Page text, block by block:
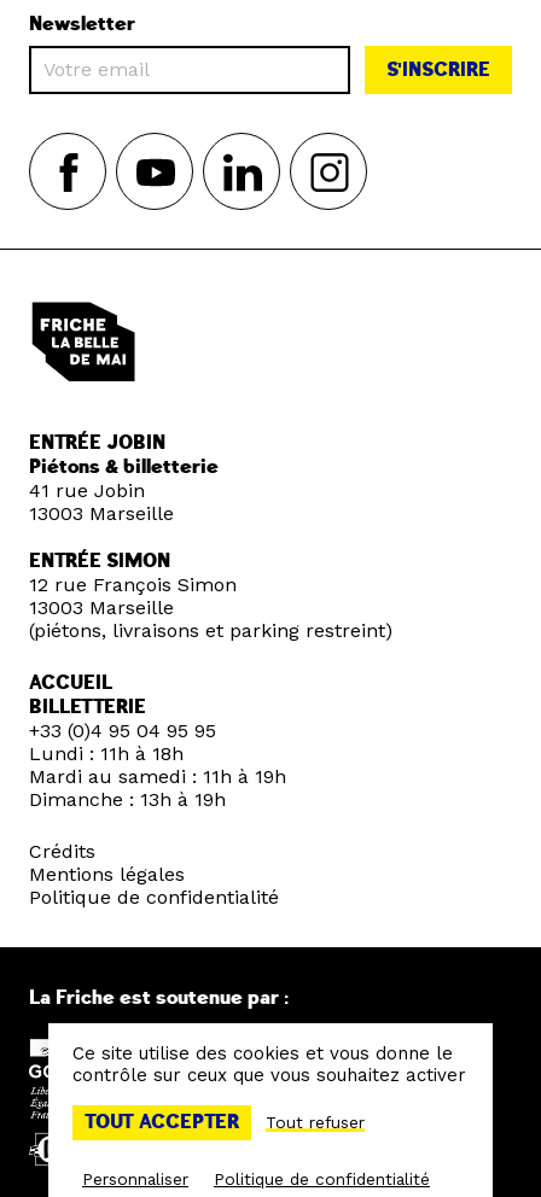
Newsletter
S'INSCRIRE
ENTRÉE JOBIN
Piétons & billetterie
41 rue Jobin
13003 Marseille
ENTRÉE SIMON
12 rue François Simon
13003 Marseille
(piétons, livraisons et parking restreint)
ACCUEIL
BILLETTERIE
+33 (0)4 95 04 95 95
Lundi : 11h à 18h
Mardi au samedi : 11h à 19h
Dimanche : 13h à 19h
Crédits
Mentions légales
Politique de confidentialité
La Friche est soutenue par :
Ce site utilise des cookies et vous donne le
contrôle sur ceux que vous souhaitez activer
TOUT ACCEPTER Tout refuser
Personnaliser Politique de confidentialité